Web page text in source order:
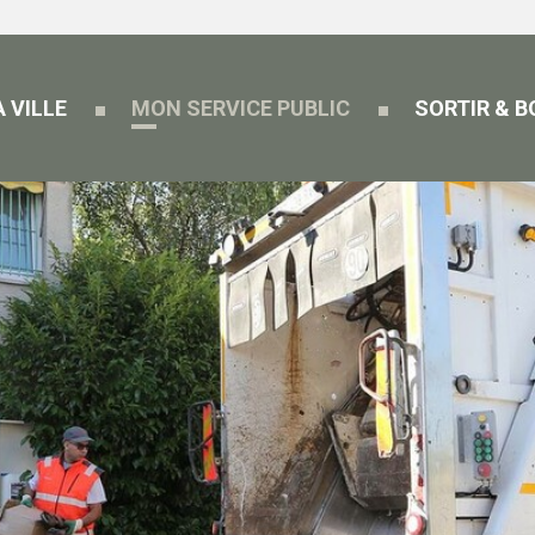
VILLE MON SERVICE PUBLIC SORTIR &